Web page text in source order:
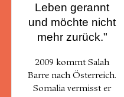
Leben gerannt
und möchte nicht
mehr zurück."
2009 kommt Salah
Barre nach Österreich.
Somalia vermisst er